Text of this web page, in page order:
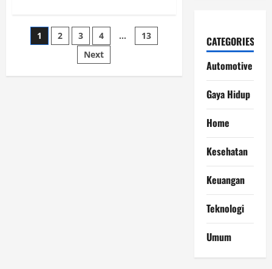
Guncang
Militer
China,
Dua
Mantan
Pertahanan
Posts
pagination
1 2 3 4 …
13
Next
CATEGORIES
Automotive
Gaya Hidup
Home
Kesehatan
Keuangan
Teknologi
Umum